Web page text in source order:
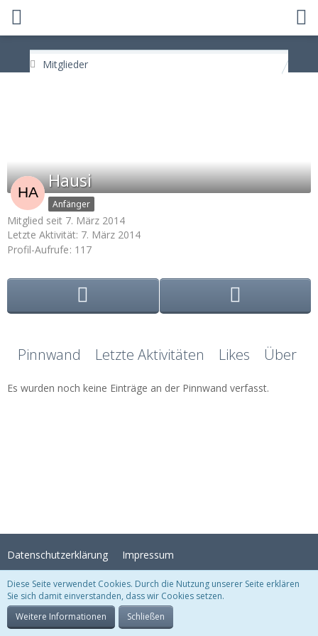
Mitglieder
Hausi
Anfänger
Mitglied seit 7. März 2014
Letzte Aktivität: 7. März 2014
Profil-Aufrufe 117
Pinnwand Letzte Aktivitäten Likes Über
Es wurden noch keine Einträge an der Pinnwand verfasst.
Datenschutzerklärung Impressum
Stil:Crystal Temptation , erstellt vonKittMedia
Community-Software:
Diese Seite verwendet Cookies. Durch die Nutzung unserer Seite erklären
Sie sich damit einverstanden, dass wir Cookies setzen.
Weitere Informationen
Schließen